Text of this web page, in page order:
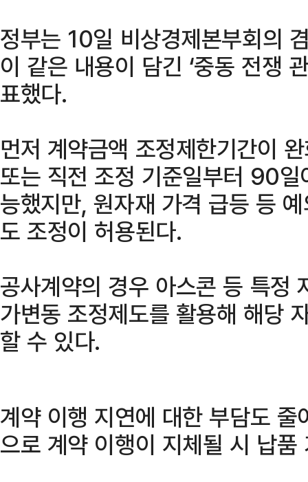
정부는 10일 비상경제본부회의
이 같은 내용이 담긴 ‘중동 전쟁
표했다.
먼저 계약금액 조정제한기간이
또는 직전 조정 기준일부터 90
능했지만, 원자재 가격 급등 등
도 조정이 허용된다.
공사계약의 경우 아스콘 등 특정
가변동 조정제도를 활용해 해당
할 수 있다.
계약 이행 지연에 대한 부담도
으로 계약 이행이 지체될 시 납품